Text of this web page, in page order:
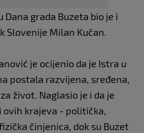
Dana grada Buzeta bio je i
Slovenije Milan Kučan.
je ocijenio da je Istra u
postala razvijena, sređena,
život. Naglasio je i da je
krajeva - politička,
činjenica, dok su Buzet